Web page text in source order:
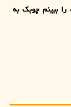
ببینم چوبک به